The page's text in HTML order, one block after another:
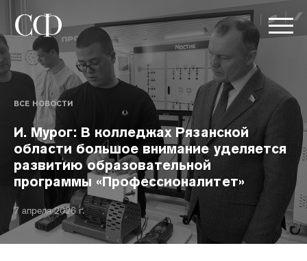
ВСЕ НОВОСТИ
И. Мурог: В колледжах Рязанской
области большое внимание уделяется
развитию образовательной
программы «Профессионалитет»
7 апреля 2026 г.